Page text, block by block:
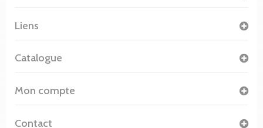
Liens
Catalogue
Mon compte
Contact